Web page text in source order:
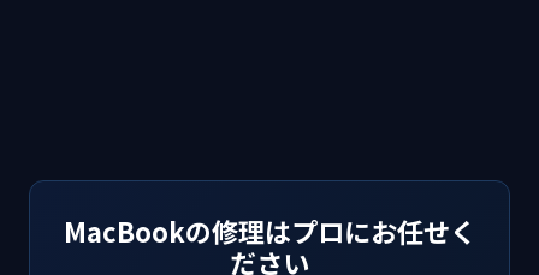
MacBookの修理はプロにお任せく
ださい